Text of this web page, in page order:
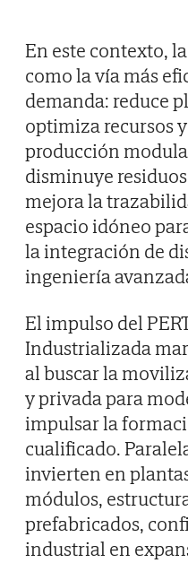
En este contexto,
como la vía más
demanda: reduce
optimiza recursos
producción
disminuye
mejora la
espacio idóneo
la integración de
ingeniería
El impulso del
Industrializada
al buscar la
y privada para
impulsar la
cualificado.
invierten en
módulos,
prefabricados,
industrial en